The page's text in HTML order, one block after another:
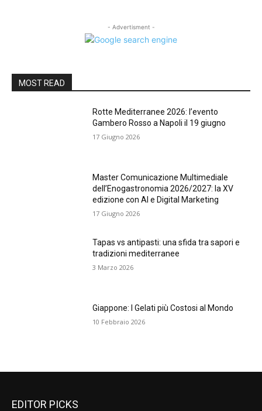
- Advertisment -
MOST READ
Rotte Mediterranee 2026: l’evento
Gambero Rosso a Napoli il 19 giugno
17 Giugno 2026
Master Comunicazione Multimediale
dell’Enogastronomia 2026/2027: la XV
edizione con AI e Digital Marketing
17 Giugno 2026
Tapas vs antipasti: una sfida tra sapori e
tradizioni mediterranee
3 Marzo 2026
Giappone: I Gelati più Costosi al Mondo
10 Febbraio 2026
EDITOR PICKS